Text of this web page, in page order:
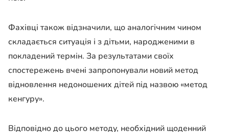
Фахівці також відзначили, що аналогічним чином
складається ситуація і з дітьми, народженими в
покладений термін. За результатами своїх
спостережень вчені запропонували новий метод
відновлення недоношених дітей під назвою «метод
кенгуру».
Відповідно до цього методу, необхідний щоденний